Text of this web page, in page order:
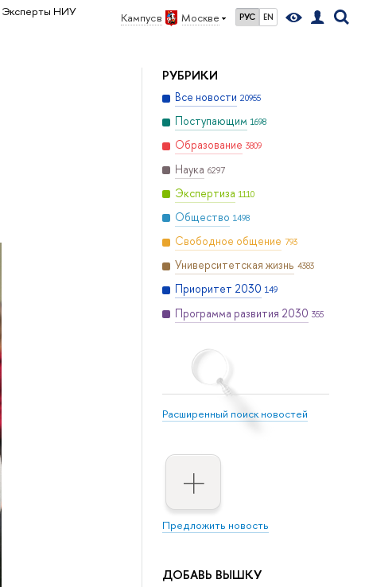
Кампус в Москве РУС EN
Эксперты НИУ
РУБРИКИ
Все новости 20955
Поступающим 1698
Образование 3809
Наука 6297
Экспертиза 1110
Общество 1498
Свободное общение 793
Университетская жизнь 4383
Приоритет 2030 149
Программа развития 2030 355
Расширенный поиск новостей
Предложить новость
ДОБАВЬ ВЫШКУ